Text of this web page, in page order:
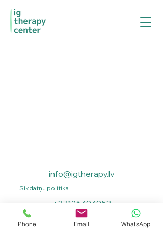
info@igtherapy.lv
Sīkdatņu politika
+37126494953
Aleksandra Čaka iela
Phone Email WhatsApp